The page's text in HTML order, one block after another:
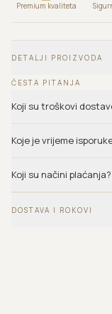
Premium kvaliteta
DETALJI PROIZVODA
ČESTA PITANJA
Koji su troškovi
Koje je vrijeme
Koji su načini plaćanja?
DOSTAVA I ROKOVI